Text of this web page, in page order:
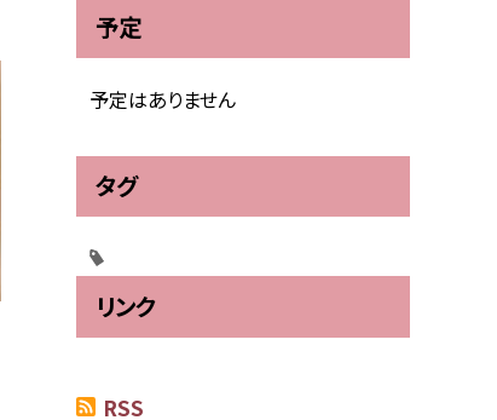
予定
予定はありません
タグ
リンク
RSS